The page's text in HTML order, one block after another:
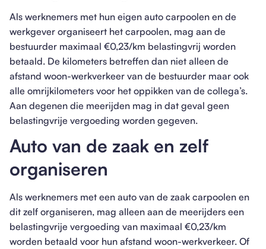
Als werknemers met hun eigen auto carpoolen en de
werkgever organiseert het carpoolen, mag aan de
bestuurder maximaal €0,23/km belastingvrij worden
betaald. De kilometers betreffen dan niet alleen de
afstand woon-werkverkeer van de bestuurder maar ook
alle omrijkilometers voor het oppikken van de collega’s.
Aan degenen die meerijden mag in dat geval geen
belastingvrije vergoeding worden gegeven.
Auto van de zaak en zelf
organiseren
Als werknemers met een auto van de zaak carpoolen en
dit zelf organiseren, mag alleen aan de meerijders een
belastingvrije vergoeding van maximaal €0,23/km
worden betaald voor hun afstand woon-werkverkeer. Of